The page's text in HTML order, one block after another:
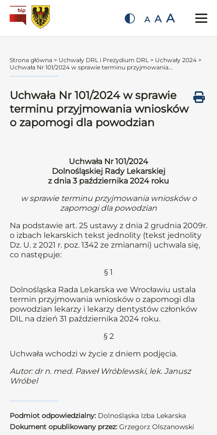
A A A
Strona główna > Uchwały DRL i Prezydium DRL > Uchwały 2024 >
Uchwała Nr 101/2024 w sprawie terminu przyjmowania...
Uchwała Nr 101/2024 w sprawie
terminu przyjmowania wniosków
o zapomogi dla powodzian
Uchwała Nr 101/2024
Dolnośląskiej Rady Lekarskiej
z dnia 3 października 2024 roku
w sprawie terminu przyjmowania wniosków o
zapomogi dla powodzian
Na podstawie art. 25 ustawy z dnia 2 grudnia 2009r.
o izbach lekarskich tekst jednolity (tekst jednolity
Dz. U. z 2021 r. poz. 1342 ze zmianami) uchwala się,
co następuje:
§ 1
Dolnośląska Rada Lekarska we Wrocławiu ustala
termin przyjmowania wniosków o zapomogi dla
powodzian lekarzy i lekarzy dentystów członków
DIL na dzień 31 października 2024 roku.
§ 2
Uchwała wchodzi w życie z dniem podjęcia.
Autor: dr n. med. Paweł Wróblewski, lek. Janusz
Wróbel
Podmiot odpowiedzialny: Dolnośląska Izba Lekarska
Dokument opublikowany przez: Grzegorz Olszanowski